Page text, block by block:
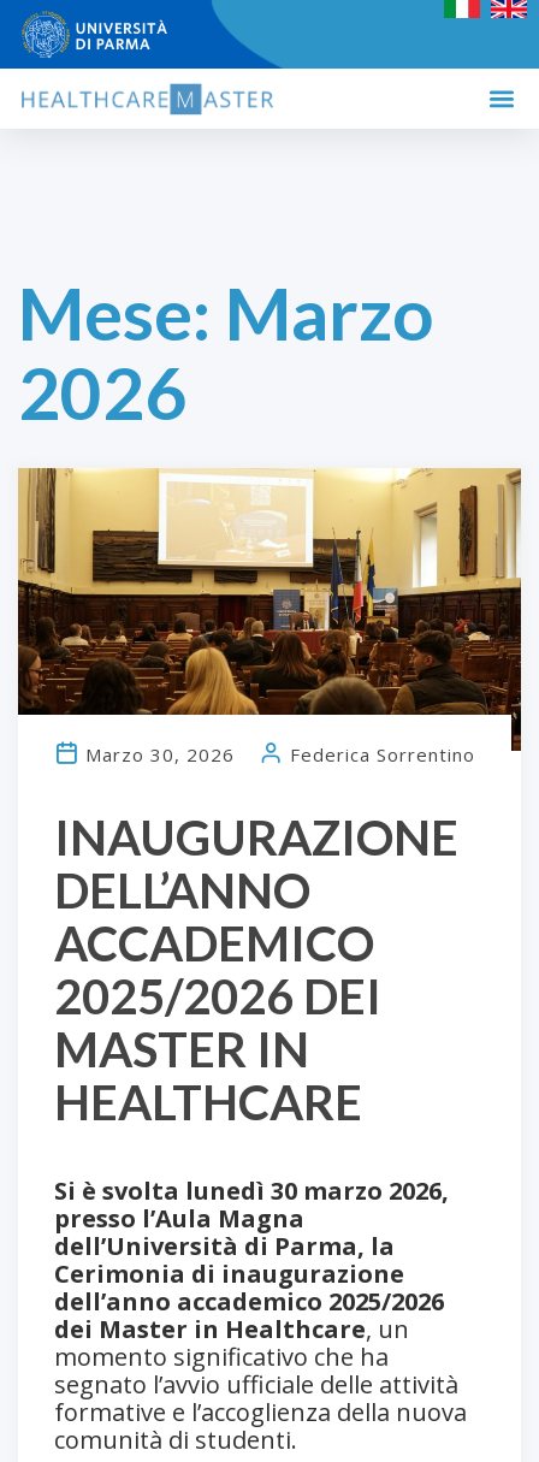
Mese: Marzo
2026
INAUGURAZIONE
DELL’ANNO
ACCADEMICO
2025/2026 DEI
MASTER IN
HEALTHCARE
Marzo 30, 2026 Federica Sorrentino
Si è svolta lunedì 30 marzo 2026,
presso l’Aula Magna
dell’Università di Parma, la
Cerimonia di inaugurazione
dell’anno accademico 2025/2026
dei Master in Healthcare, un
momento significativo che ha
segnato l’avvio ufficiale delle attività
formative e l’accoglienza della nuova
comunità di studenti.